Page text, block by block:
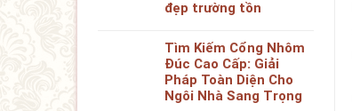
đẹp trường tồn
Tìm Kiếm Cổng Nhôm
Đúc Cao Cấp: Giải
Pháp Toàn Diện Cho
Ngôi Nhà Sang Trọng